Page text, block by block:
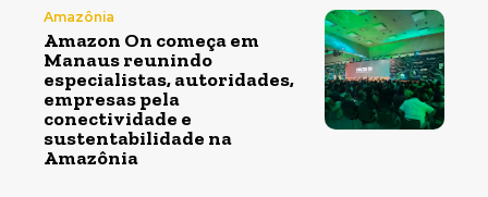
Amazônia
Amazon On começa em
Manaus reunindo
especialistas, autoridades,
empresas pela
conectividade e
sustentabilidade na
Amazônia